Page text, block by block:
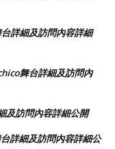
詳細及訪問內容詳細
舞台詳細及訪問內
及訪問內容詳細公開
詳細及訪問內容詳細公